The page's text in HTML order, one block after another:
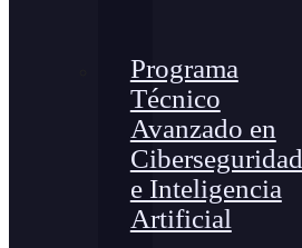
Programa
Técnico
Avanzado en
Ciberseguridad
e Inteligencia
Artificial